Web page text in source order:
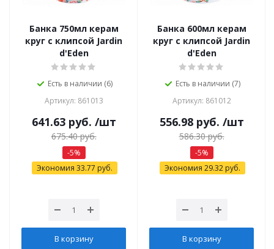
Банка 750мл керам
круг c клипсой Jardin
d'Eden
Есть в наличии (6)
Артикул: 861013
641.63руб. /шт
675.40руб.
-5%
Экономия 33.77 руб.
В корзину
Банка 600мл керам
круг c клипсой Jardin
d'Eden
Есть в наличии (7)
Артикул: 861012
556.98руб. /шт
586.30руб.
-5%
Экономия 29.32 руб.
В корзину